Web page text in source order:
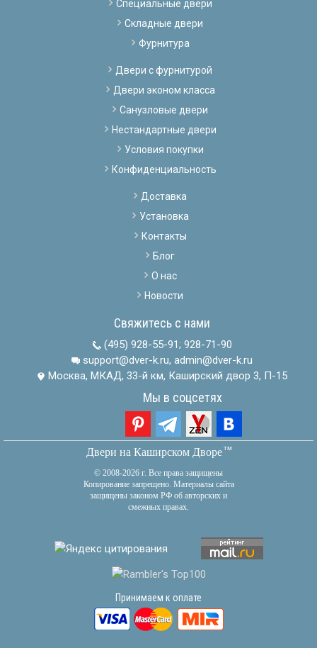
Специальные двери
Складные двери
Фурнитура
Двери с фурнитурой
Двери эконом класса
Санузловые двери
Нестандартные двери
Условия покупки
Конфиденциальность
Доставка
Установка
Контакты
Блог
О нас
Новости
Свяжитесь с нами
(495) 928-55-91; 928-71-90
support@dver-k.ru, admin@dver-k.ru
Москва, МКАД, 33-й км, Каширский двор 3, П-15
Мы в соцсетях
Двери на Каширском Дворетм
© 2008-2026 г. Все права защищены
Копирование запрещено. Материалы сайта
защищены законом РФ об авторских и
смежных правах.
Принимаем к оплате